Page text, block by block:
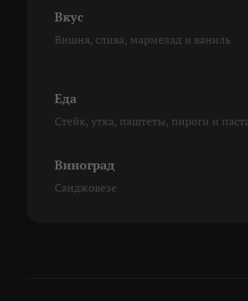
Вкус
Вишня, слива, мармелад и ваниль
Еда
Стейк, утка, паштеты, пироги и
Виноград
Санджовезе